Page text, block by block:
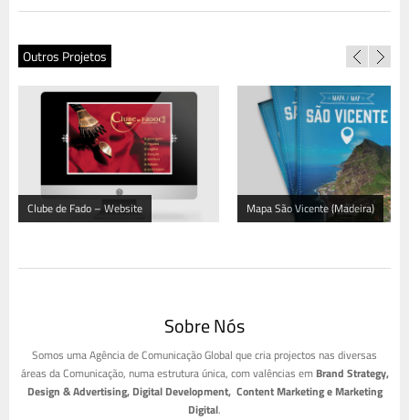
Outros Projetos
Clube de Fado – Website Mapa São Vicente (Madeira)
Sobre Nós
Somos uma Agência de Comunicação Global que cria projectos nas diversas
áreas da Comunicação, numa estrutura única, com valências em Brand Strategy,
Design & Advertising, Digital Development, Content Marketing e Marketing
Digital.